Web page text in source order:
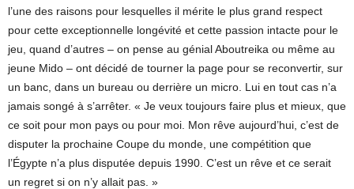
l’une des raisons pour lesquelles il mérite le plus grand respect
pour cette exceptionnelle longévité et cette passion intacte pour le
jeu, quand d’autres – on pense au génial Aboutreika ou même au
jeune Mido – ont décidé de tourner la page pour se reconvertir, sur
un banc, dans un bureau ou derrière un micro. Lui en tout cas n’a
jamais songé à s’arrêter. « Je veux toujours faire plus et mieux, que
ce soit pour mon pays ou pour moi. Mon rêve aujourd’hui, c’est de
disputer la prochaine Coupe du monde, une compétition que
l’Égypte n’a plus disputée depuis 1990. C’est un rêve et ce serait
un regret si on n’y allait pas. »